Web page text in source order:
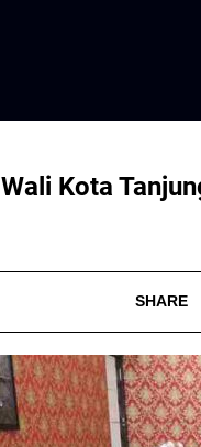
Wali Kota
SHARE